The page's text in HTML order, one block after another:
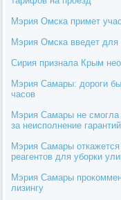
Мэрия Омска примет
Мэрия Омска введет
Сирия признала Крым
Мэрия Самары: дороги
часов
Мэрия Самары не смогла
за неисполнение
Мэрия Самары
реагентов для уборки
Мэрия Самары
лизингу